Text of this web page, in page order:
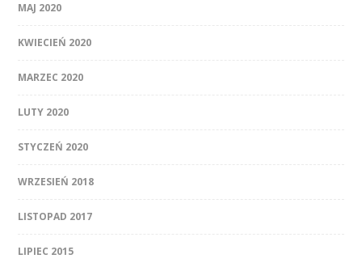
MAJ 2020
KWIECIEŃ 2020
MARZEC 2020
LUTY 2020
STYCZEŃ 2020
WRZESIEŃ 2018
LISTOPAD 2017
LIPIEC 2015